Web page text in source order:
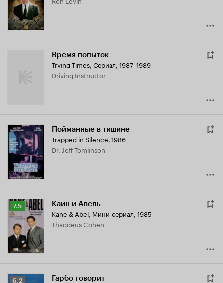
Время попыток
Trying Times, Сериал, 1987–1989
Driving Instructor
Пойманные в тишине
Trapped in Silence, 1986
Dr. Jeff Tomlinson
Рейтинг
Кинопоиска
7.5
7.5 Каин и Авель
Kane & Abel, Мини-сериал, 1985
Thaddeus Cohen
Рейтинг
6.2 Гарбо говорит